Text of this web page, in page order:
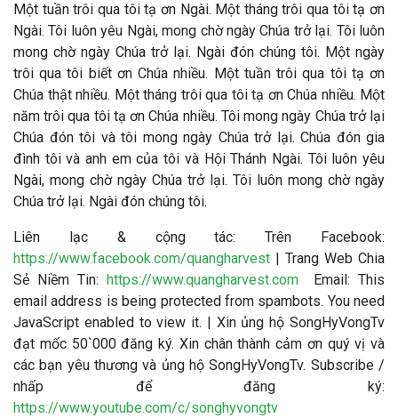
Một tuần trôi qua tôi tạ ơn Ngài. Một tháng trôi qua tôi tạ ơn
Ngài. Tôi luôn yêu Ngài, mong chờ ngày Chúa trở lại. Tôi luôn
mong chờ ngày Chúa trở lại. Ngài đón chúng tôi. Một ngày
trôi qua tôi biết ơn Chúa nhiều. Một tuần trôi qua tôi tạ ơn
Chúa thật nhiều. Một tháng trôi qua tôi tạ ơn Chúa nhiều. Một
năm trôi qua tôi tạ ơn Chúa nhiều. Tôi mong ngày Chúa trở lại
Chúa đón tôi và tôi mong ngày Chúa trở lại. Chúa đón gia
đình tôi và anh em của tôi và Hội Thánh Ngài. Tôi luôn yêu
Ngài, mong chờ ngày Chúa trở lại. Tôi luôn mong chờ ngày
Chúa trở lại. Ngài đón chúng tôi.
Liên lạc & cộng tác: Trên Facebook:
https://www.facebook.com/quangharvest | Trang Web Chia
Sẻ Niềm Tin: https://www.quangharvest.comEmail: This
email address is being protected from spambots. You need
JavaScript enabled to view it. | Xin ủng hộ SongHyVongTv
đạt mốc 50`000 đăng ký. Xin chân thành cảm ơn quý vị và
các bạn yêu thương và ủng hộ SongHyVongTv. Subscribe /
nhấp để đăng ký:
https://www.youtube.com/c/songhyvongtv